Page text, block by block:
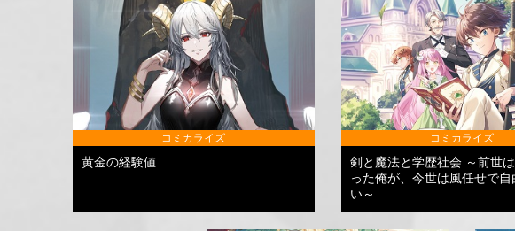
コミカライズ
黄金の経験値
コミカライズ
剣と魔法と学歴社会 ～前世
った俺が、今世は風任せで自
い～